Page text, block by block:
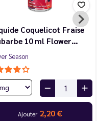
Jasmin Pêche
Abricot 10 ml…
Season
Ajouter 2,20 €